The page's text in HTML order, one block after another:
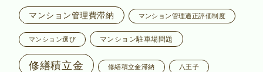
マンション管理費滞納 マンション管理適正評価制度
マンション選び マンション駐車場問題
修繕積立金 修繕積立金滞納 八王子